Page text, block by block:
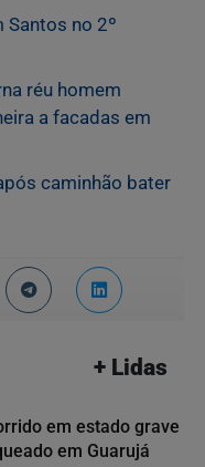
no 2º
réu homem
a facadas em
caminhão bater
+ Lidas
em estado grave
em Guarujá